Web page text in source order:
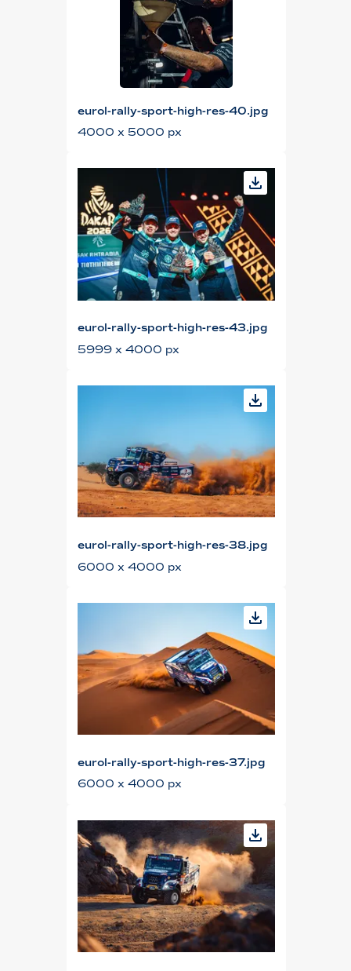
eurol-rally-sport-high-res-40.jpg
4000 x 5000 px
eurol-rally-sport-high-res-43.jpg
5999 x 4000 px
eurol-rally-sport-high-res-38.jpg
6000 x 4000 px
eurol-rally-sport-high-res-37.jpg
6000 x 4000 px